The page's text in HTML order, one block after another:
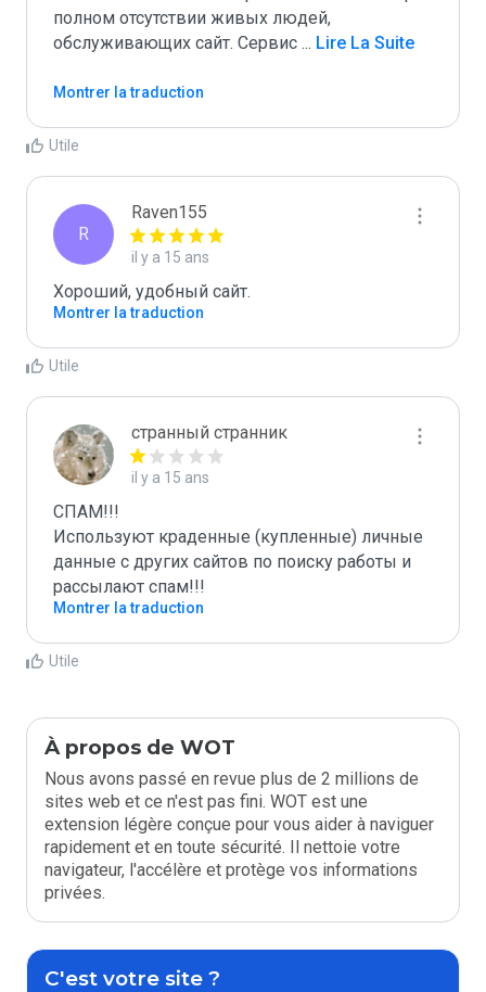
полном отсутствии живых людей,
обслуживающих сайт. Сервис ... Lire La Suite
Montrer la traduction
Utile
R
Raven155
il y a 15 ans
Хороший, удобный сайт.
Montrer la traduction
Utile
странный странник
il y a 15 ans
СПАМ!!!
Используют краденные (купленные) личные
данные с других сайтов по поиску работы и
рассылают спам!!!
Montrer la traduction
Utile
À propos de WOT
Nous avons passé en revue plus de 2 millions de
sites web et ce n'est pas fini. WOT est une
extension légère conçue pour vous aider à naviguer
rapidement et en toute sécurité. Il nettoie votre
navigateur, l'accélère et protège vos informations
privées.
C'est votre site ?